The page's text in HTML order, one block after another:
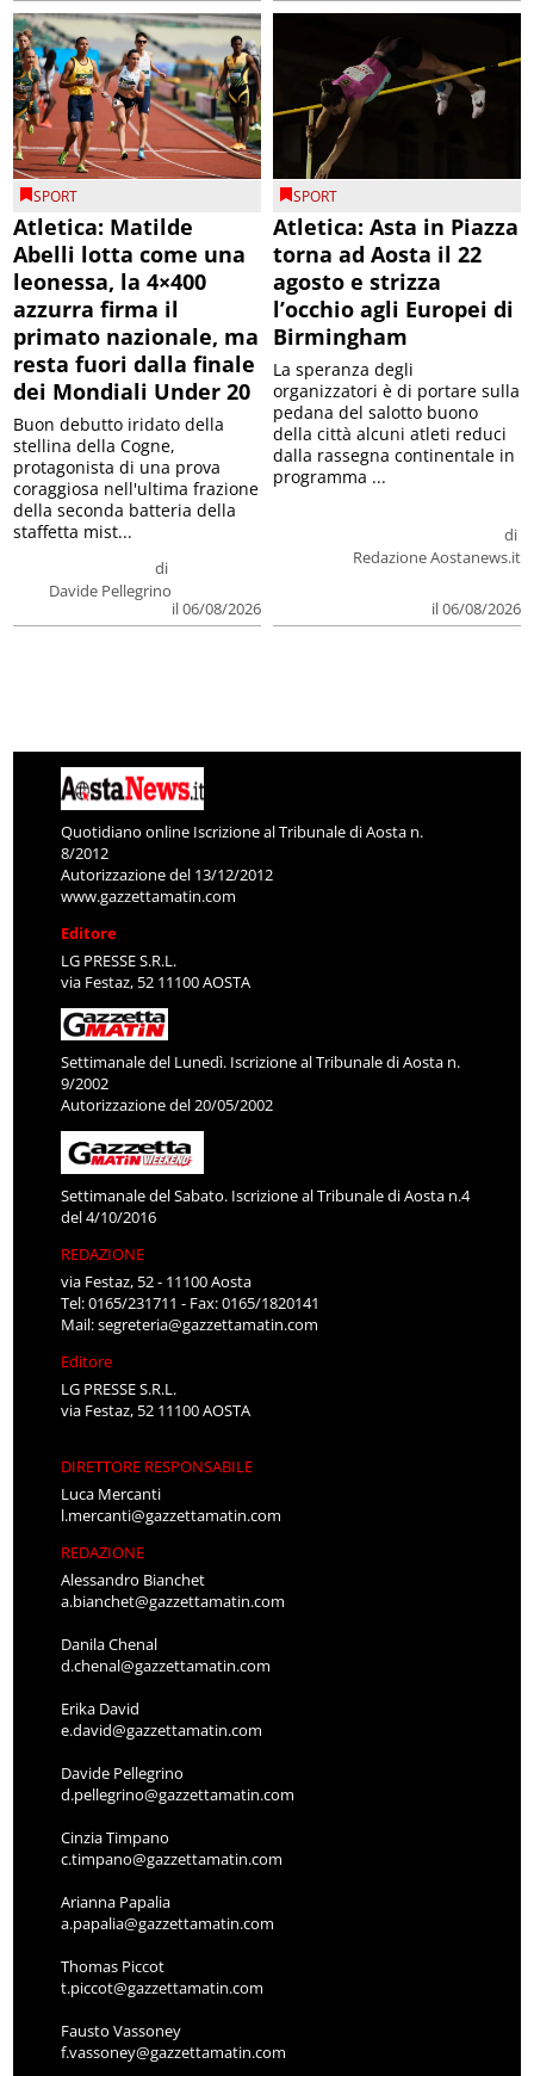
SPORT
Atletica: Matilde
Abelli lotta come una
leonessa, la 4×400
azzurra firma il
primato nazionale, ma
resta fuori dalla finale
dei Mondiali Under 20
di
Davide Pellegrino
il 06/08/2026
Buon debutto iridato della
stellina della Cogne,
protagonista di una prova
coraggiosa nell'ultima frazione
della seconda batteria della
staffetta mist...
SPORT
Atletica: Asta in Piazza
torna ad Aosta il 22
agosto e strizza
l’occhio agli Europei di
Birmingham
di
Redazione Aostanews.it
il 06/08/2026
La speranza degli
organizzatori è di portare sulla
pedana del salotto buono
della città alcuni atleti reduci
dalla rassegna continentale in
programma ...
Quotidiano online Iscrizione al Tribunale di Aosta n.
8/2012
Autorizzazione del 13/12/2012
www.gazzettamatin.com
Editore
LG PRESSE S.R.L.
via Festaz, 52 11100 AOSTA
Settimanale del Lunedì. Iscrizione al Tribunale di Aosta n.
9/2002
Autorizzazione del 20/05/2002
Settimanale del Sabato. Iscrizione al Tribunale di Aosta n.4
del 4/10/2016
REDAZIONE
via Festaz, 52 - 11100 Aosta
Tel: 0165/231711 - Fax: 0165/1820141
Mail:segreteria@gazzettamatin.com
Editore
LG PRESSE S.R.L.
via Festaz, 52 11100 AOSTA
DIRETTORE RESPONSABILE
Luca Mercanti
l.mercanti@gazzettamatin.com
REDAZIONE
Alessandro Bianchet
a.bianchet@gazzettamatin.com
Danila Chenal
d.chenal@gazzettamatin.com
Erika David
e.david@gazzettamatin.com
Davide Pellegrino
d.pellegrino@gazzettamatin.com
Cinzia Timpano
c.timpano@gazzettamatin.com
Arianna Papalia
a.papalia@gazzettamatin.com
Thomas Piccot
t.piccot@gazzettamatin.com
Fausto Vassoney
f.vassoney@gazzettamatin.com